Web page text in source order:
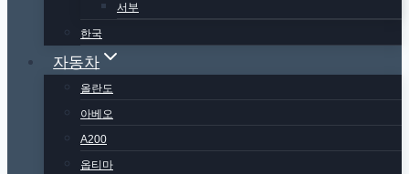
서부
한국
자동차
올란도
아베오
A200
옵티마